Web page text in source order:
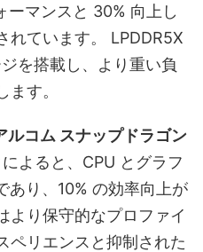
ーマンスと 30% 向上し
れています。 LPDDR5X
を搭載し、より重い負
す。
ルコム スナップドラゴン
よると、CPU とグラフ
あり、10% の効率向上が
より保守的なプロファイ
ペリエンスと抑制された